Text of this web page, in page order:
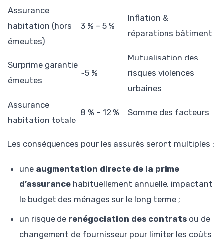
Assurance
habitation (hors
émeutes)
3 % – 5 %
Inflation &
réparations bâtiment
Surprime garantie
émeutes
~5 %
Mutualisation des
risques violences
urbaines
Assurance
habitation totale
8 % – 12 % Somme des facteurs
Les conséquences pour les assurés seront multiples :
une augmentation directe de la prime
d’assurance habituellement annuelle, impactant
le budget des ménages sur le long terme ;
un risque de renégociation des contrats ou de
changement de fournisseur pour limiter les coûts